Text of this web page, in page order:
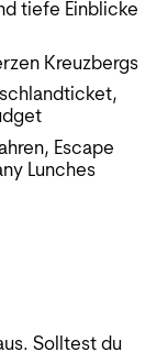
tiefe Einblicke
Kreuzbergs
Escape
Lunches
Solltest du